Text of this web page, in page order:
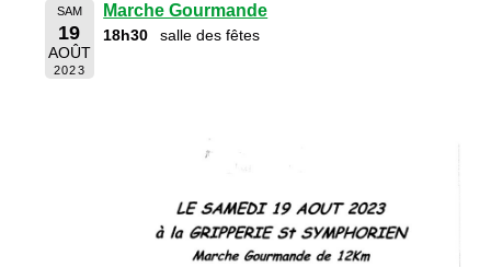
SAM
19
AOÛT
2023
Marche Gourmande
18h30 salle des fêtes